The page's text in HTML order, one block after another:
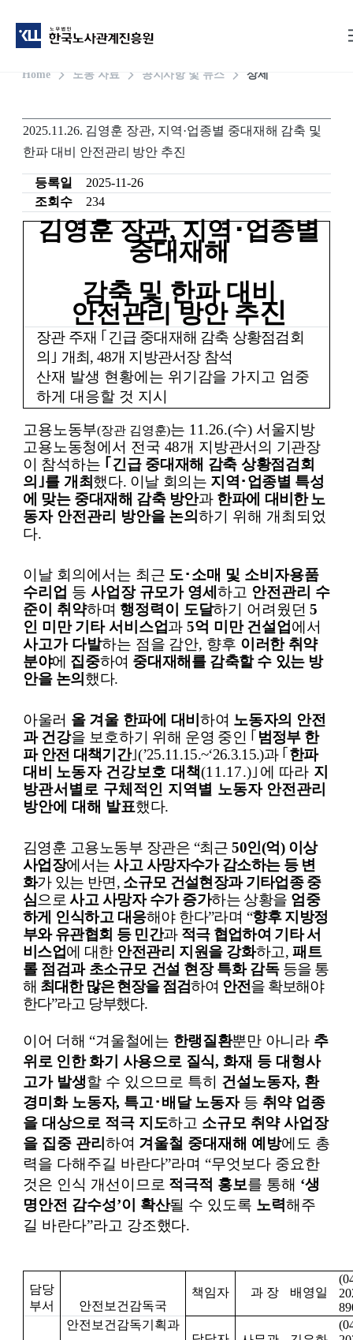
Home 노동 자료 공지사항 및 뉴스 상세
2025.11.26. 김영훈 장관, 지역·업종별 중대재해 감축 및
한파 대비 안전관리 방안 추진
등록일
2025-11-26
조회수
234
김영훈 장관,지역･업종별
중대재해
감축 및 한파 대비
안전관리 방안 추진
장관 주재 ｢ 긴급 중대재해 감축 상황점검회
의 ｣ 개최 , 48개 지방관서장 참석
산재 발생 현황에는 위기감을 가지고 엄중
하게 대응할 것 지시
고용노동부(장관 김영훈)는 11.26.(수) 서울지방
고용노동청에서 전국 48개 지방관서의 기관장
이 참석하는 ｢ 긴급 중대재해 감축 상황점검회
의 ｣를 개최했다. 이날 회의는 지역 ･업종별 특성
에 맞는 중대재해 감축 방안과 한파에 대비한노
동자 안전관리 방안을 논의하기 위해 개최되었
다.
이날 회의에서는 최근 도･소매 및 소비자용품
수리업 등 사업장 규모가 영세하고 안전관리 수
준이 취약하며 행정력이 도달하기 어려웠던5
인 미만 기타 서비스업과5억 미만 건설업 에서
사고가 다발하는 점을 감안, 향후 이러한 취약
분야에 집중하여 중대재해를 감축할 수 있는 방
안을 논의 했다.
아울러 올 겨울 한파에 대비하여 노동자의 안전
과 건강을 보호하기 위해 운영 중인 ｢ 범정부 한
파 안전 대책기간｣(’25.11.15.~‘26.3.15.)과 ｢ 한파
대비
노동자 건강보호 대책(11.17.) ｣ 에 따라 지
방관서별로 구체적인 지역별 노동자 안전관리
방안에 대해 발표했다.
김영훈 고용노동부 장관은 “최근50인(억) 이상
사업장에서는사고 사망자수가 감소하는 등 변
화가 있는 반면 , 소규모 건설현장과 기타업종 중
심으로 사고 사망자 수가 증가하는 상황을 엄중
하게 인식하고 대응해야 한다”라며 “향후 지방정
부와 유관협회 등 민간과 적극 협업하여 기타 서
비스업에 대한 안전관리 지원을 강화하고, 패트
롤 점검과 초소규모 건설 현장 특화 감독 등을 통
해 최대한 많은 현장을 점검하여 안전을 확보해야
한다”라고 당부했다.
이어 더해 “겨울철에는 한랭질환뿐만 아니라 추
위로 인한 화기 사용으로 질식, 화재 등 대형사
고가 발생할 수 있으므로 특히 건설노동자, 환
경미화 노동자, 특고･배달 노동자 등 취약 업종
을 대상으로 적극 지도하고 소규모 취약 사업장
을 집중 관리 하여 겨울철 중대재해 예방에도 총
력을 다해주길 바란다”라며 “무엇보다 중요한
것은 인식 개선이므로 적극적 홍보를 통해 ‘생
명안전 감수성’이 확산될 수 있도록 노력해주
길 바란다”라고 강조했다.
담당
부서
안전보건감독국
책임자 과 장 배영일
안전보건감독기획과